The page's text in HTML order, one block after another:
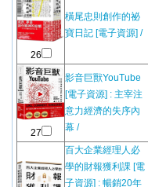
26
橫尾忠則創作的祕
寶日記 [電子資源] /
27
影音巨獸YouTube
[電子資源] : 主宰注
意力經濟的失序內
幕 /
百大企業經理人必
學的財報獲利課 [電
子資源] : 暢銷20年